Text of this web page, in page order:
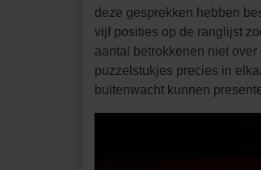
deze gesprekken hebben
vijf posities op de ranglijst
aantal betrokkenen niet
puzzelstukjes precies in
buitenwacht kunnen